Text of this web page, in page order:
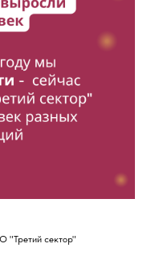
"Третий сектор"